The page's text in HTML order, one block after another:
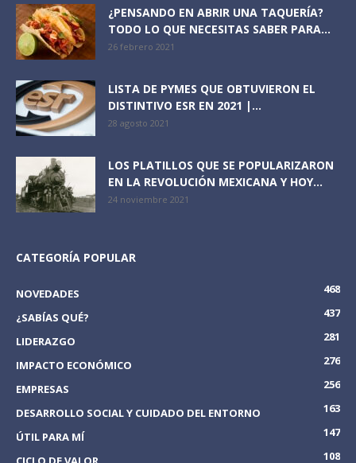
¿PENSANDO EN ABRIR UNA TAQUERÍA?
TODO LO QUE NECESITAS SABER PARA...
26 febrero 2021
LISTA DE PYMES QUE OBTUVIERON EL
DISTINTIVO ESR EN 2021 |...
28 agosto 2021
LOS PLATILLOS QUE SE POPULARIZARON
EN LA REVOLUCIÓN MEXICANA Y HOY...
24 noviembre 2021
CATEGORÍA POPULAR
NOVEDADES
468
¿SABÍAS QUÉ?
437
LIDERAZGO
281
IMPACTO ECONÓMICO
276
EMPRESAS
256
DESARROLLO SOCIAL Y CUIDADO DEL ENTORNO
163
ÚTIL PARA MÍ
147
108